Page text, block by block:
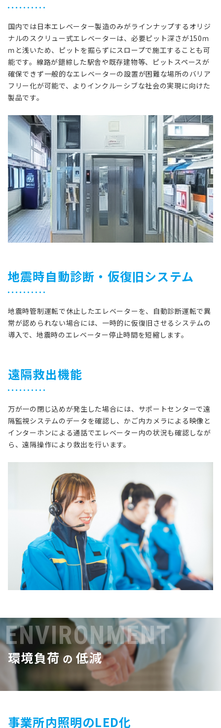
国内では日本エレベーター製造のみがラインナップするオリジ
ナルのスクリュー式エレベーターは、必要ピット深さが150ｍ
ｍと浅いため、ピットを掘らずにスロープで施工することも可
能です。線路が錯綜した駅舎や既存建物等、ピットスペースが
確保できず一般的なエレベーターの設置が困難な場所のバリア
フリー化が可能で、よりインクルーシブな社会の実現に向けた
製品です。
地震時自動診断・仮復旧システム
地震時管制運転で休止したエレベーターを、自動診断運転で異
常が認められない場合には、一時的に仮復旧させるシステムの
導入で、地震時のエレベーター停止時間を短縮します。
遠隔救出機能
万が一の閉じ込めが発生した場合には、サポートセンターで遠
隔監視システムのデータを確認し、かご内カメラによる映像と
インターホンによる通話でエレベーター内の状況も確認しなが
ら、遠隔操作により救出を行います。
ENVIRONMENT
環境負荷 の 低減
事業所内照明のLED化